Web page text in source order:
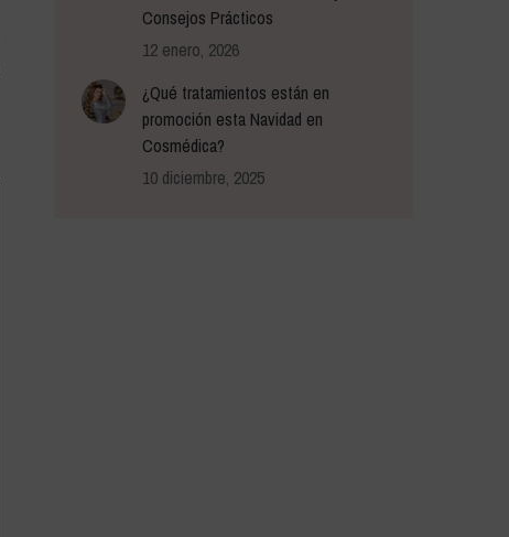
Consejos Prácticos
12 enero, 2026
¿Qué tratamientos están en
promoción esta Navidad en
Cosmédica?
10 diciembre, 2025